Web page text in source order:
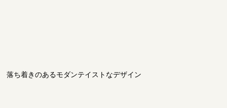
落ち着きのあるモダンテイストなデザイン